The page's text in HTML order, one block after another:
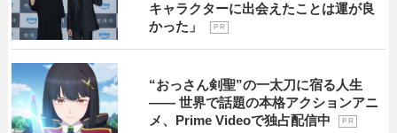
キャラクターに出会えたことは運が良
かった」
P R
“おっさん剣聖”の一太刀に宿る人生
―― 世界で話題の本格アクションアニ
メ、Prime Videoで独占配信中
P R